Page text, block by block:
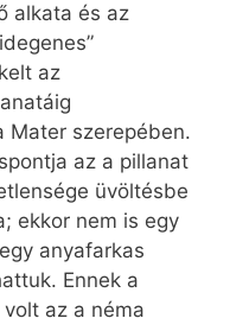
alkata és az
az
Mater szerepében.
az a pillanat
üvöltésbe
ekkor nem is egy
anyafarkas
Ennek a
az a néma